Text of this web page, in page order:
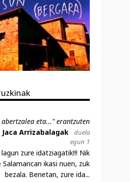
abertzalea eta..." erantzuten
Arrizabalagak
duela
egun 1
zure idatziagatik!!! Nik
Salamancan ikasi nuen, zuk
bezala. Benetan, zure ida...